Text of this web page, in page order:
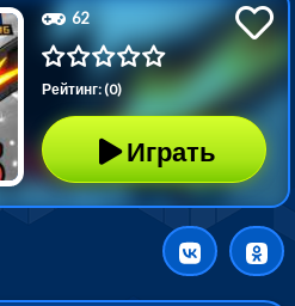
62
Рейтинг: (0)
Играть